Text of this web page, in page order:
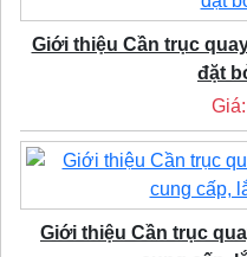
Giới thiệu Cần trục
đặt
Giá:
Giới thiệu Cần trục